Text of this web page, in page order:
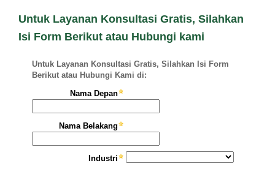
Untuk Layanan Konsultasi Gratis, Silahkan
Isi Form Berikut atau Hubungi kami